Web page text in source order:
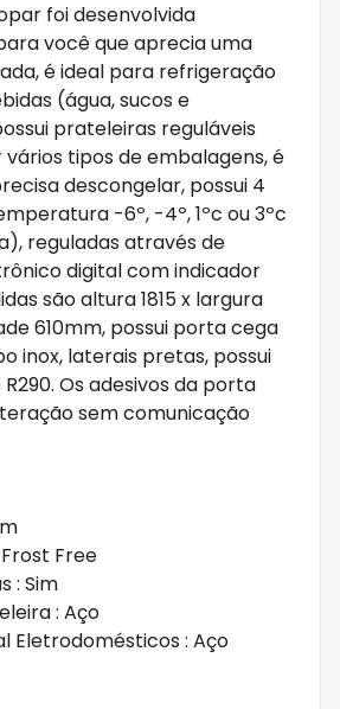
foi desenvolvida
você que aprecia uma
é ideal para refrigeração
(água, sucos e
prateleiras reguláveis
tipos de embalagens, é
descongelar, possui 4
-6º, -4º, 1ºc ou 3ºc
reguladas através de
digital com indicador
são altura 1815 x largura
610mm, possui porta cega
inox, laterais pretas, possui
Os adesivos da porta
sem comunicação
Free
: Sim
: Aço
Eletrodomésticos : Aço